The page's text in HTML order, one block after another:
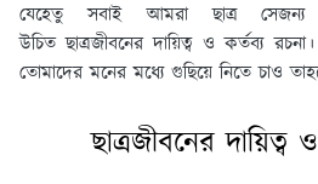
যেহেতু সবাই আমরা ছাত্র
উচিত ছাত্রজীবনের দায়িত্ব ও কর্তব্য
তোমাদের মনের মধ্যে গুছিয়ে নিতে চাও
ছাত্রজীবনের দায়িত্ব